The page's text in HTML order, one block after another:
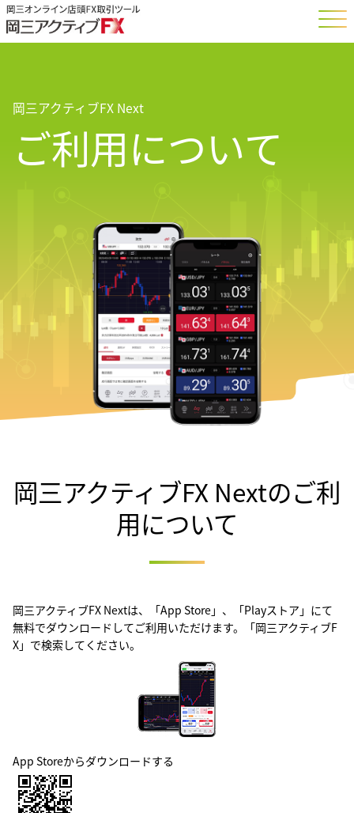
岡三アクティブFX Next
ご利用について
岡三アクティブFX Nextのご利
用について
岡三アクティブFX Nextは、「App Store」、「Playストア」にて
無料でダウンロードしてご利用いただけます。「岡三アクティブF
X」で検索してください。
App Storeからダウンロードする